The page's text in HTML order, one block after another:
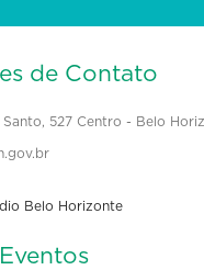
de Contato
Santo, 527 Centro - Belo
Belo Horizonte